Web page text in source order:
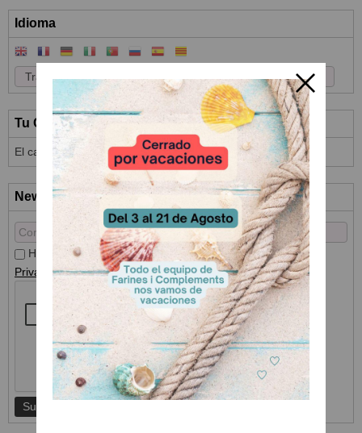
Idioma
Tu Carrito (0)
El carrito de la compra está vacío
Newsletter
He leído y acepto elTratamiento de datosy laPolítica de
Privacidad